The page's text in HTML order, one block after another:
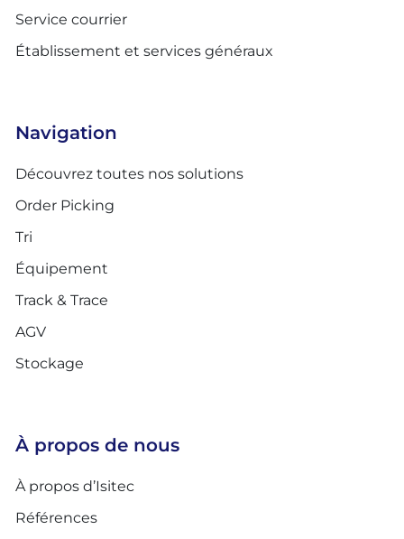
Service courrier
Établissement et services généraux
Navigation
Découvrez toutes nos solutions
Order Picking
Tri
Équipement
Track & Trace
AGV
Stockage
À propos de nous
À propos d’Isitec
Références